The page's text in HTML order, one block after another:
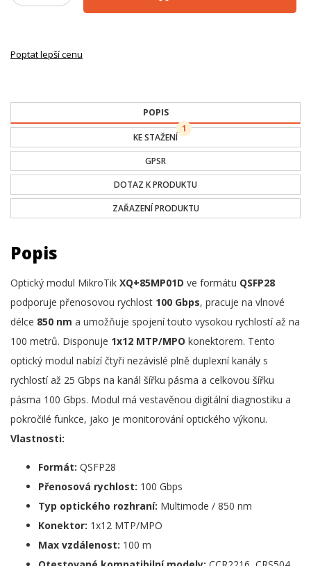
Poptat lepší cenu
POPIS
KE STAŽENÍ
1
GPSR
DOTAZ K PRODUKTU
ZAŘAZENÍ PRODUKTU
Popis
Optický modul MikroTik XQ+85MP01D ve formátu QSFP28
podporuje přenosovou rychlost 100 Gbps, pracuje na vlnové
délce 850 nm a umožňuje spojení touto vysokou rychlostí až na
100 metrů. Disponuje 1x12 MTP/MPO konektorem. Tento
optický modul nabízí čtyři nezávislé plně duplexní kanály s
rychlostí až 25 Gbps na kanál šířku pásma a celkovou šířku
pásma 100 Gbps. Modul má vestavěnou digitální diagnostiku a
pokročilé funkce, jako je monitorování optického výkonu.
Vlastnosti:
Formát: QSFP28
Přenosová rychlost: 100 Gbps
Typ optického rozhraní: Multimode / 850 nm
Konektor: 1x12 MTP/MPO
Max vzdálenost: 100 m